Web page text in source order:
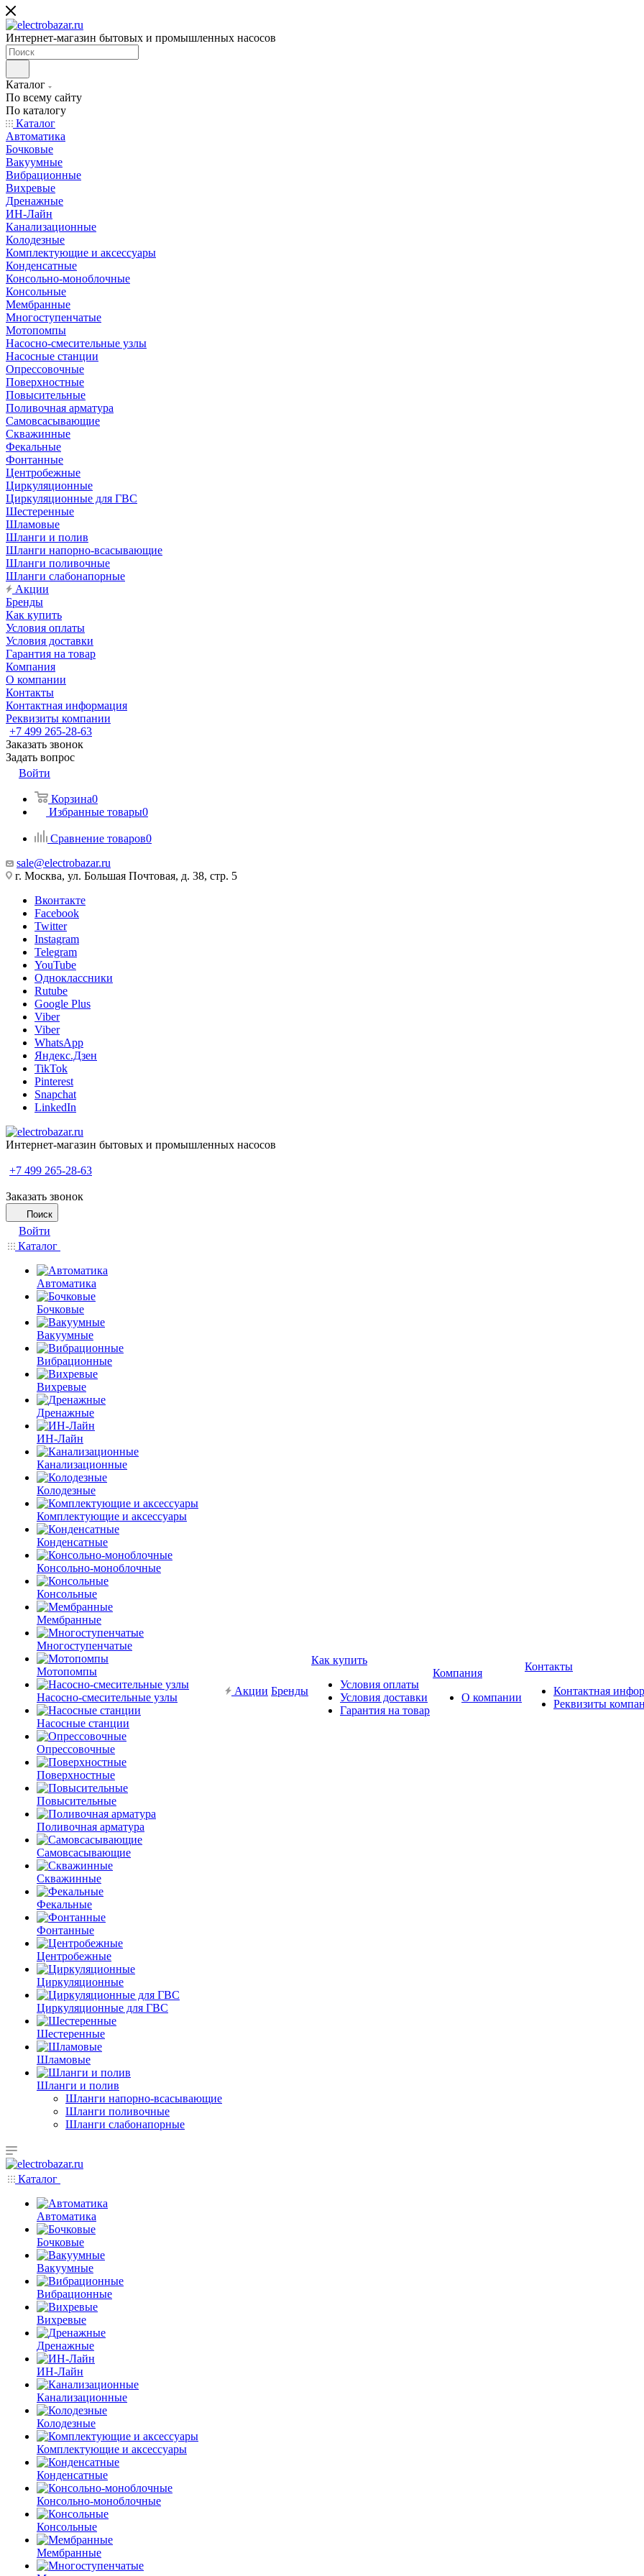
Интернет-магазин бытовых и промышленных насосов
Каталог
По всему сайту
По каталогу
Каталог
Автоматика
Бочковые
Вакуумные
Вибрационные
Вихревые
Дренажные
ИН-Лайн
Канализационные
Колодезные
Комплектующие и аксессуары
Конденсатные
Консольно-моноблочные
Консольные
Мембранные
Многоступенчатые
Мотопомпы
Насосно-смесительные узлы
Насосные станции
Опрессовочные
Поверхностные
Повысительные
Поливочная арматура
Самовсасывающие
Скважинные
Фекальные
Фонтанные
Центробежные
Циркуляционные
Циркуляционные для ГВС
Шестеренные
Шламовые
Шланги и полив
Шланги напорно-всасывающие
Шланги поливочные
Шланги слабонапорные
Акции
Бренды
Как купить
Условия оплаты
Условия доставки
Гарантия на товар
Компания
О компании
Контакты
Контактная информация
Реквизиты компании
+7 499 265-28-63
Заказать звонок
Задать вопрос
Войти
Корзина0
Избранные товары0
Сравнение товаров0
sale@electrobazar.ru
г. Москва, ул. Большая Почтовая, д. 38, стр. 5
Вконтакте
Facebook
Twitter
Instagram
Telegram
YouTube
Одноклассники
Rutube
Google Plus
Viber
Viber
WhatsApp
Яндекс.Дзен
TikTok
Pinterest
Snapchat
LinkedIn
Интернет-магазин бытовых и промышленных насосов
+7 499 265-28-63
Заказать звонок
Поиск
Войти
Каталог
Автоматика
Бочковые
Вакуумные
Вибрационные
Вихревые
Дренажные
ИН-Лайн
Канализационные
Колодезные
Комплектующие и аксессуары
Конденсатные
Консольно-моноблочные
Консольные
Мембранные
Многоступенчатые
Мотопомпы
Насосно-смесительные узлы
Насосные станции
Опрессовочные
Поверхностные
Повысительные
Поливочная арматура
Самовсасывающие
Скважинные
Фекальные
Фонтанные
Центробежные
Циркуляционные
Циркуляционные для ГВС
Шестеренные
Шламовые
Шланги и полив
Шланги напорно-всасывающие
Шланги поливочные
Шланги слабонапорные
Акции Бренды
Как купить
Условия оплаты
Условия доставки
Гарантия на товар
Компания
О компании
Контакты
Контактная
Реквизиты
Каталог
Автоматика
Бочковые
Вакуумные
Вибрационные
Вихревые
Дренажные
ИН-Лайн
Канализационные
Колодезные
Комплектующие и аксессуары
Конденсатные
Консольно-моноблочные
Консольные
Мембранные